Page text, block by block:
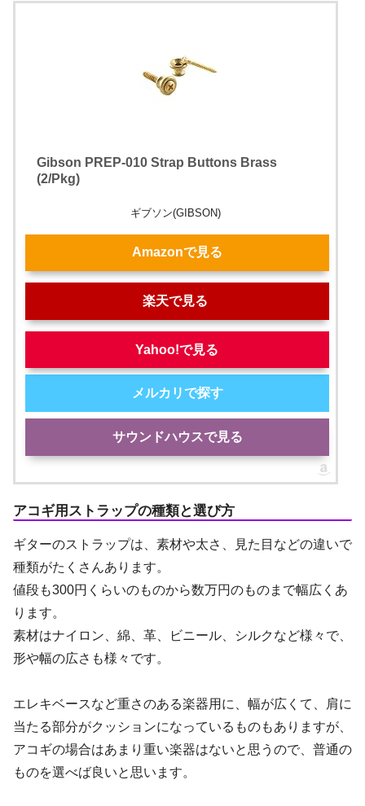
Gibson PREP-010 Strap Buttons Brass
(2/Pkg)
ギブソン(GIBSON)
Amazonで見る
楽天で見る
Yahoo!で見る
メルカリで探す
サウンドハウスで見る
アコギ用ストラップの種類と選び方
ギターのストラップは、素材や太さ、見た目などの違いで
種類がたくさんあります。
値段も300円くらいのものから数万円のものまで幅広くあ
ります。
素材はナイロン、綿、革、ビニール、シルクなど様々で、
形や幅の広さも様々です。
エレキベースなど重さのある楽器用に、幅が広くて、肩に
当たる部分がクッションになっているものもありますが、
アコギの場合はあまり重い楽器はないと思うので、普通の
ものを選べば良いと思います。